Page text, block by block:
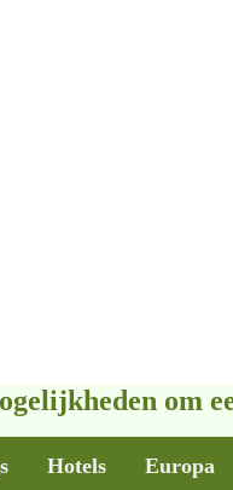
om
Hotels Europa